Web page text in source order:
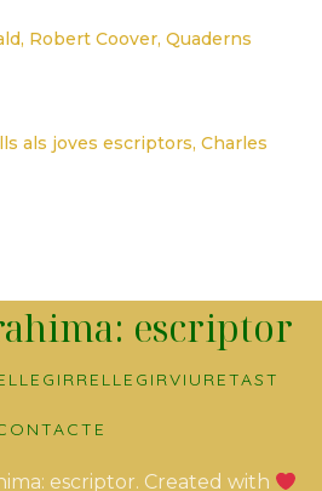
Robert Coover, Quaderns
als joves escriptors, Charles
escriptor
LLEGIRRELLEGIRVIURETAST
escriptor. Created with